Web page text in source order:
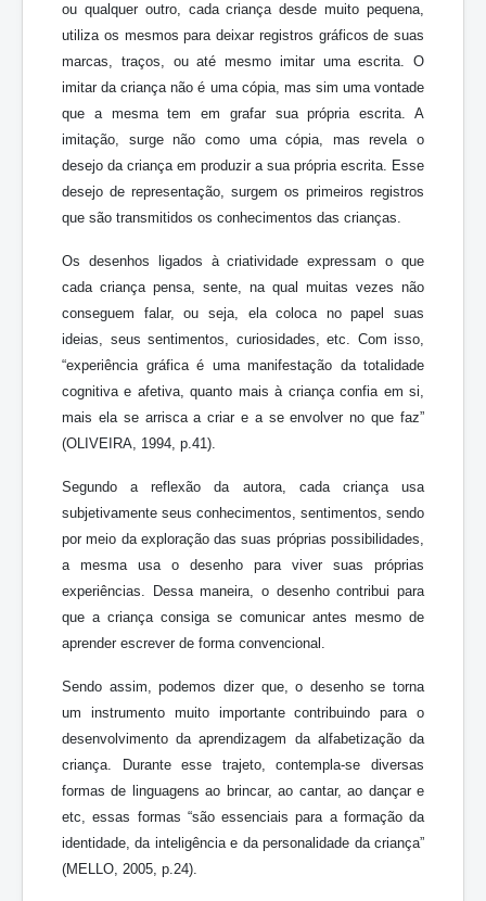
ou qualquer outro, cada criança desde muito pequena,
utiliza os mesmos para deixar registros gráficos de suas
marcas, traços, ou até mesmo imitar uma escrita. O
imitar da criança não é uma cópia, mas sim uma vontade
que a mesma tem em grafar sua própria escrita. A
imitação, surge não como uma cópia, mas revela o
desejo da criança em produzir a sua própria escrita. Esse
desejo de representação, surgem os primeiros registros
que são transmitidos os conhecimentos das crianças.
Os desenhos ligados à criatividade expressam o que
cada criança pensa, sente, na qual muitas vezes não
conseguem falar, ou seja, ela coloca no papel suas
ideias, seus sentimentos, curiosidades, etc. Com isso,
“experiência gráfica é uma manifestação da totalidade
cognitiva e afetiva, quanto mais à criança confia em si,
mais ela se arrisca a criar e a se envolver no que faz”
(OLIVEIRA, 1994, p.41).
Segundo a reflexão da autora, cada criança usa
subjetivamente seus conhecimentos, sentimentos, sendo
por meio da exploração das suas próprias possibilidades,
a mesma usa o desenho para viver suas próprias
experiências. Dessa maneira, o desenho contribui para
que a criança consiga se comunicar antes mesmo de
aprender escrever de forma convencional.
Sendo assim, podemos dizer que, o desenho se torna
um instrumento muito importante contribuindo para o
desenvolvimento da aprendizagem da alfabetização da
criança. Durante esse trajeto, contempla-se diversas
formas de linguagens ao brincar, ao cantar, ao dançar e
etc, essas formas “são essenciais para a formação da
identidade, da inteligência e da personalidade da criança”
(MELLO, 2005, p.24).